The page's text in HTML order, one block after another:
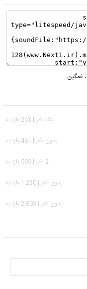
،غمگین
يک نظر | 263 بازدید
بدون نظر | 461 بازدید
2 نظر | 569 بازدید
بدون نظر | 1,230 بازدید
بدون نظر | 2,803 بازدید